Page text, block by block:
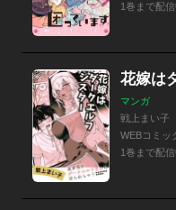
1巻まで配信
花嫁は
マンガ
戦上まい子
WEBコミッ
1巻まで配信